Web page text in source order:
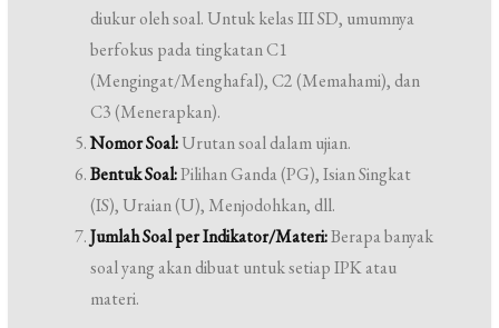
diukur oleh soal. Untuk kelas III SD, umumnya
berfokus pada tingkatan C1
(Mengingat/Menghafal), C2 (Memahami), dan
C3 (Menerapkan).
Nomor Soal:Urutan soal dalam ujian.
Bentuk Soal:Pilihan Ganda (PG), Isian Singkat
(IS), Uraian (U), Menjodohkan, dll.
Jumlah Soal per Indikator/Materi:Berapa banyak
soal yang akan dibuat untuk setiap IPK atau
materi.